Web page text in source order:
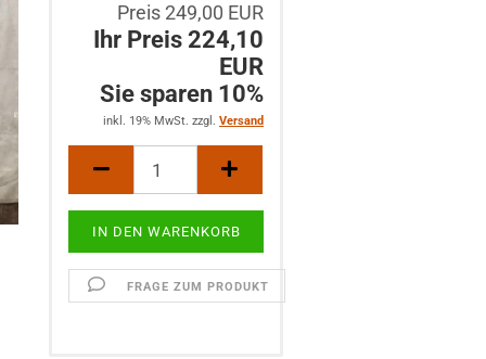
Preis 249,00 EUR
Ihr Preis 224,10
EUR
Sie sparen 10%
inkl. 19% MwSt. zzgl. Versand
FRAGE ZUM PRODUKT